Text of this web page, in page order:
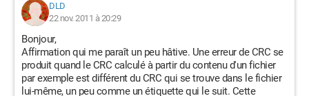
DLD
22 nov. 2011 à 20:29
Bonjour,
Affirmation qui me paraît un peu hâtive. Une erreur de CRC se
produit quand le CRC calculé à partir du contenu d'un fichier
par exemple est différent du CRC qui se trouve dans le fichier
lui-même, un peu comme un étiquette qui le suit. Cette